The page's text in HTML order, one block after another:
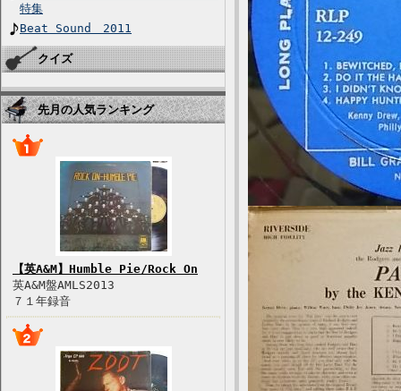
特集
Beat Sound 2011
クイズ
先月の人気ランキング
【英A&M】Humble Pie/Rock On
英A&M盤AMLS2013
７１年録音